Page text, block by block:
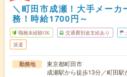
＼町田市成瀬！大手メーカ
務！時給1700円～
職種未経験OK 交通費別途支給あり
派遣
勤務地
東京都町田市
成瀬駅から徒歩13分／町田